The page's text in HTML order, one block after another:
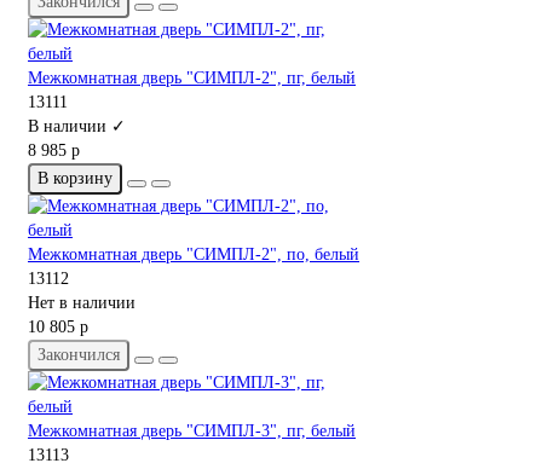
Межкомнатная дверь "СИМПЛ-2", пг, белый
13111
В наличии ✓
8 985 р
В корзину
Межкомнатная дверь "СИМПЛ-2", по, белый
13112
Нет в наличии
10 805 р
Закончился
Межкомнатная дверь "СИМПЛ-3", пг, белый
13113